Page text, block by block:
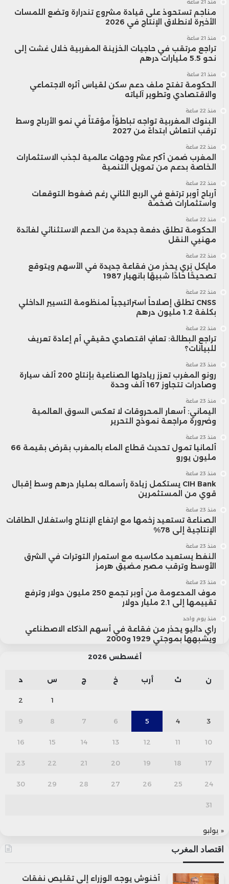
منذ 21 ساعة
مناجم تستحوذ على قيادة مشروع تندرارة وتضع اللمسات
الأخيرة لانطلاق الإنتاج في 2026
منذ 21 ساعة
تراجع مرتقب في حاجيات الخزينة المغربية خلال غشت إلى
نحو 5.5 مليارات درهم
منذ 21 ساعة
الحكومة تفتح ملف دعم سكن لقياس أثره الاجتماعي
والاقتصادي وتطوير آلياته
منذ 22 ساعة
البنوك المغربية تواجه تباطؤاً مؤقتاً في نمو الأرباح وسط
ترقب انتعاش ابتداءً من 2027
منذ 22 ساعة
المغرب ضمن أكبر عشر وجهات عالمية لجذب الاستثمارات
الخاصة بدعم من تمويل التنمية
منذ 22 ساعة
أرباح أوبر ترتفع في الربع الثاني رغم ضغوط التوقعات
واستثمارات ضخمة
منذ 22 ساعة
الحكومة تطلق دفعة جديدة من الدعم الاستثنائي لفائدة
مهنيي النقل
منذ 22 ساعة
مايكل بَري يحذر من فقاعة جديدة في الأسهم ويتوقع
تصحيحًا حادًا شبيهًا بانهيار 1987
منذ 22 ساعة
CNSS تطلق إصلاحاً استراتيجياً لمنظومة التسيير الداخلي
بكلفة 1.2 مليون درهم
منذ 22 ساعة
تراجع البطالة: تعافٍ اقتصادي حقيقي أم إعادة تعريف
للبيانات؟
منذ 23 ساعة
رونو المغرب تعزز ريادتها الصناعية بإنتاج 200 ألف سيارة
وصادرات تتجاوز 167 ألف وحدة
منذ 23 ساعة
اليماني: أسعار المحروقات لا تعكس السوق العالمية
وضرورة مراجعة نموذج التحرير
منذ 23 ساعة
ألمانيا تمول تحديث قطاع الماء بالمغرب بقرض بقيمة 66
مليون يورو
منذ 23 ساعة
CIH Bank يستكمل زيادة رأسماله بمليار درهم وسط إقبال
قوي من المستثمرين
منذ 23 ساعة
الصناعة تستعيد زخمها مع ارتفاع الإنتاج واستغلال الطاقات
الإنتاجية إلى 78%
منذ 23 ساعة
النفط يستعيد مكاسبه مع استمرار التوترات في الشرق
الأوسط وترقب مصير مضيق هرمز
منذ 23 ساعة
موف المدعومة من أوبر تجمع 250 مليون دولار وترفع
تقييمها إلى 2.1 مليار دولار
منذ يوم واحد
راي داليو يحذر من فقاعة في أسهم الذكاء الاصطناعي
ويشبهها بموجتي 1929 و2000
أغسطس 2026
ن ث أرب خ ج س د
1
2
3
4
5
6
7
8
9
10
11
12
13
14
15
16
17
18
19
20
21
22
23
24
25
26
27
28
29
30
31
« يوليو
اقتصاد المغرب
أخنوش يوجه الوزراء إلى تقليص نفقات